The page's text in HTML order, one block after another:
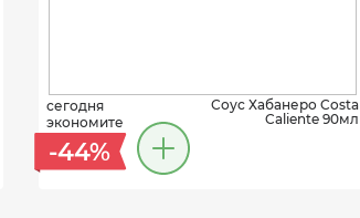
сегодня
экономите
-44%
Соус Хабанеро Costa
Caliente 90мл